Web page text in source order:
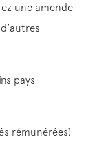
une amende
pays
rémunérées)